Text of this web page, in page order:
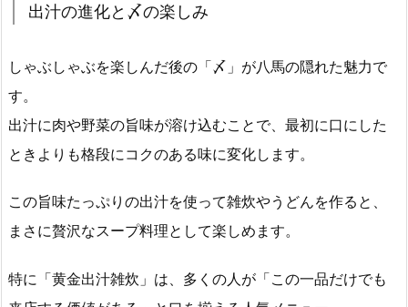
出汁の進化と〆の楽しみ
しゃぶしゃぶを楽しんだ後の「〆」が八馬の隠れた魅力で
す。
出汁に肉や野菜の旨味が溶け込むことで、最初に口にした
ときよりも格段にコクのある味に変化します。
この旨味たっぷりの出汁を使って雑炊やうどんを作ると、
まさに贅沢なスープ料理として楽しめます。
特に「黄金出汁雑炊」は、多くの人が「この一品だけでも